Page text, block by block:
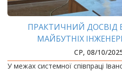
ПРАКТИЧНИЙ ДОСВІД
МАЙБУТНІХ
СР, 08/10/
У межах системної співпраці